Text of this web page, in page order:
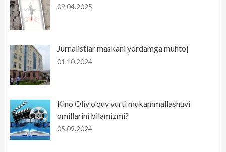
09.04.2025
Jurnalistlar maskani yordamga muhtoj
01.10.2024
Kino Oliy o'quv yurti mukammallashuvi
omillarini bilamizmi?
05.09.2024